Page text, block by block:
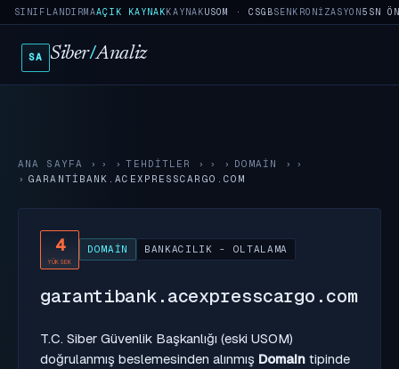
SINIFLANDIRMAAÇIK KAYNAKKAYNAKUSOM · CSGBSENKRONIZASYON5SN
SA Siber/Analiz
ANA SAYFA › TEHDITLER › DOMAIN
›
GARANTIBANK.ACEXPRESSCARGO.COM
4
YÜKSEK
DOMAIN BANKACILIK - OLTALAMA
garantibank.acexpresscargo.com
T.C. Siber Güvenlik Başkanlığı (eski USOM)
doğrulanmış beslemesinden alınmış Domain tipinde